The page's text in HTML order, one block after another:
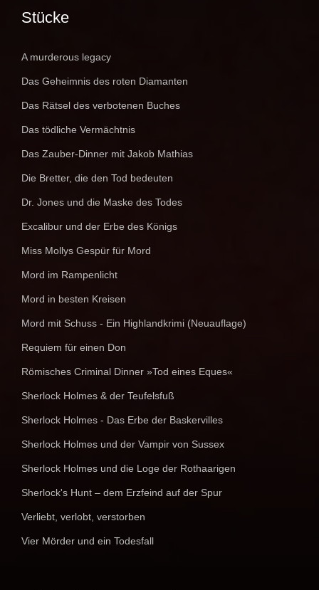
Stücke
A murderous legacy
Das Geheimnis des roten Diamanten
Das Rätsel des verbotenen Buches
Das tödliche Vermächtnis
Das Zauber-Dinner mit Jakob Mathias
Die Bretter, die den Tod bedeuten
Dr. Jones und die Maske des Todes
Excalibur und der Erbe des Königs
Miss Mollys Gespür für Mord
Mord im Rampenlicht
Mord in besten Kreisen
Mord mit Schuss - Ein Highlandkrimi (Neuauflage)
Requiem für einen Don
Römisches Criminal Dinner »Tod eines Eques«
Sherlock Holmes & der Teufelsfuß
Sherlock Holmes - Das Erbe der Baskervilles
Sherlock Holmes und der Vampir von Sussex
Sherlock Holmes und die Loge der Rothaarigen
Sherlock's Hunt – dem Erzfeind auf der Spur
Verliebt, verlobt, verstorben
Vier Mörder und ein Todesfall